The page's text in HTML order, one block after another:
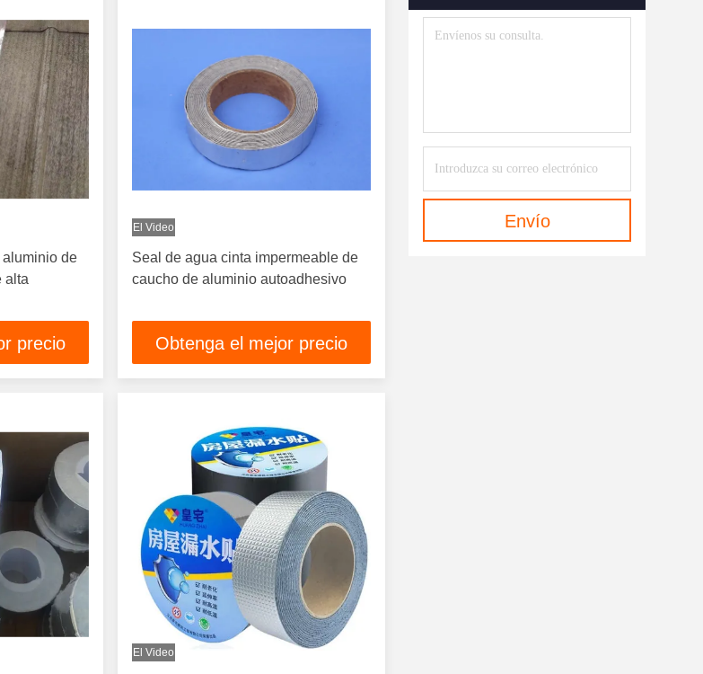
de
alta
precio
El Video
Seal de agua cinta impermeable de
caucho de aluminio autoadhesivo
Obtenga el mejor precio
El Video
Envío